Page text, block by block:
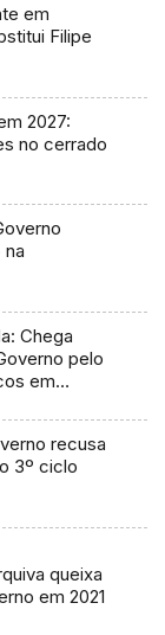
em
Filipe
2027:
no cerrado
Chega
pelo
em
recusa
3º ciclo
queixa
em 2021